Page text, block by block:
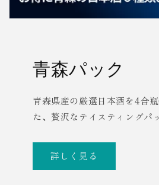
青森パック
青森県産の厳選日本酒を4合
た、贅沢なテイスティングパ
詳しく見る